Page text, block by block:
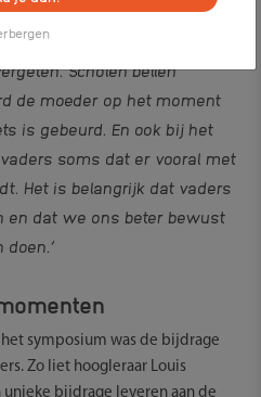
& Onderwijs vertelt:‘Op veel
gekeken naar
eten. Scholen bellen
de moeder op het moment
is gebeurd. En ook bij het
soms dat er vooral met
Het is belangrijk dat vaders
en dat we ons beter bewust
symposium was de bijdrage
Zo liet hoogleraar Louis
unieke bijdrage leveren aan de